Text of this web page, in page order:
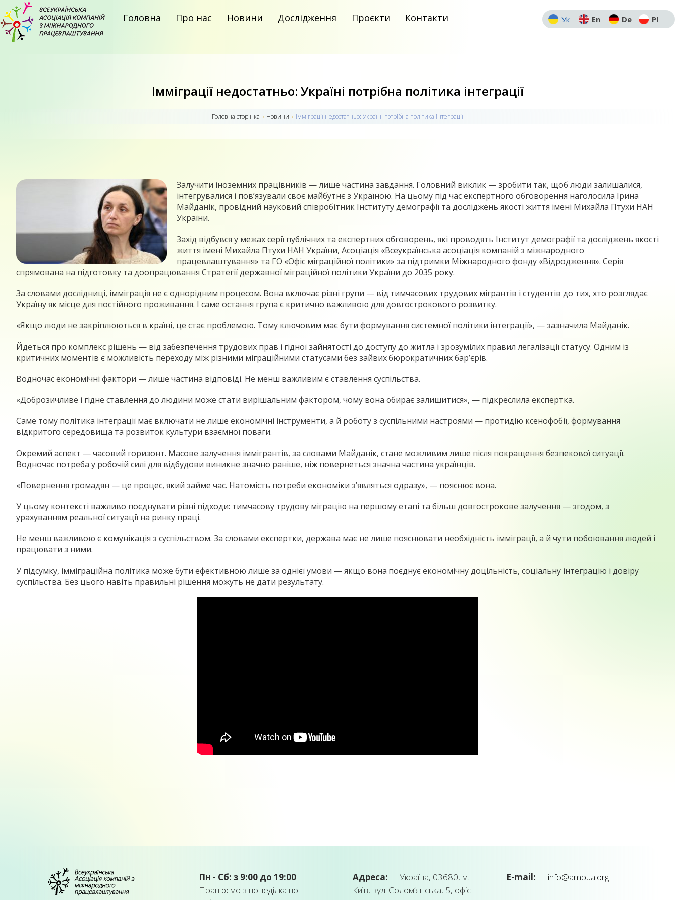
Головна Про нас Новини Дослідження Проєкти Контакти Ук En De Pl
Імміграції недостатньо: Україні потрібна політика інтеграції
Головна сторiнка › Новини › Імміграції недостатньо: Україні потрібна політика інтеграції
Залучити іноземних працівників — лише частина завдання. Головний виклик — зробити так, щоб люди залишалися,
інтегрувалися і пов’язували своє майбутнє з Україною. На цьому під час експертного обговорення наголосила Ірина
Майданік, провідний науковий співробітник Інституту демографії та досліджень якості життя імені Михайла Птухи НАН
України.
Захід відбувся у межах серії публічних та експертних обговорень, які проводять Інститут демографії та досліджень якості
життя імені Михайла Птухи НАН України, Асоціація «Всеукраїнська асоціація компаній з міжнародного
працевлаштування» та ГО «Офіс міграційної політики» за підтримки Міжнародного фонду «Відродження». Серія
спрямована на підготовку та доопрацювання Стратегії державної міграційної політики України до 2035 року.
За словами дослідниці, імміграція не є однорідним процесом. Вона включає різні групи — від тимчасових трудових мігрантів і студентів до тих, хто розглядає
Україну як місце для постійного проживання. І саме остання група є критично важливою для довгострокового розвитку.
«Якщо люди не закріплюються в країні, це стає проблемою. Тому ключовим має бути формування системної політики інтеграції», — зазначила Майданік.
Йдеться про комплекс рішень — від забезпечення трудових прав і гідної зайнятості до доступу до житла і зрозумілих правил легалізації статусу. Одним із
критичних моментів є можливість переходу між різними міграційними статусами без зайвих бюрократичних бар’єрів.
Водночас економічні фактори — лише частина відповіді. Не менш важливим є ставлення суспільства.
«Доброзичливе і гідне ставлення до людини може стати вирішальним фактором, чому вона обирає залишитися», — підкреслила експертка.
Саме тому політика інтеграції має включати не лише економічні інструменти, а й роботу з суспільними настроями — протидію ксенофобії, формування
відкритого середовища та розвиток культури взаємної поваги.
Окремий аспект — часовий горизонт. Масове залучення іммігрантів, за словами Майданік, стане можливим лише після покращення безпекової ситуації.
Водночас потреба у робочій силі для відбудови виникне значно раніше, ніж повернеться значна частина українців.
«Повернення громадян — це процес, який займе час. Натомість потреби економіки з’являться одразу», — пояснює вона.
У цьому контексті важливо поєднувати різні підходи: тимчасову трудову міграцію на першому етапі та більш довгострокове залучення — згодом, з
урахуванням реальної ситуації на ринку праці.
Не менш важливою є комунікація з суспільством. За словами експертки, держава має не лише пояснювати необхідність імміграції, а й чути побоювання людей і
працювати з ними.
У підсумку, імміграційна політика може бути ефективною лише за однієї умови — якщо вона поєднує економічну доцільність, соціальну інтеграцію і довіру
суспільства. Без цього навіть правильні рішення можуть не дати результату.
Пн - Сб: з 9:00 до 19:00
Працюємо з понеділка по
Адреса:
Україна, 03680, м.
Київ, вул. Солом’янська, 5, офіс
E-mail: info@ampua.org